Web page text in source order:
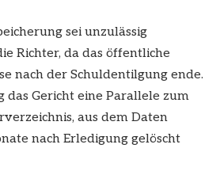
sei unzulässig
Richter, da das öffentliche
nach der Schuldentilgung ende.
das Gericht eine Parallele zum
aus dem Daten
nach Erledigung gelöscht